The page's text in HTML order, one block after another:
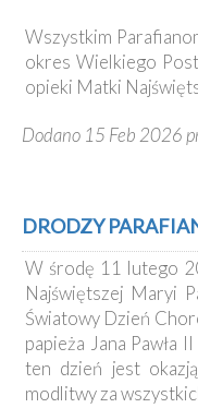
Wszystkim
okres Wielkiego
opieki Matki
Dodano 15 Feb 2026
DRODZY
W środę 11 lutego
Najświętszej Maryi
Światowy Dzień
papieża Jana Pawła
ten dzień jest
modlitwy za